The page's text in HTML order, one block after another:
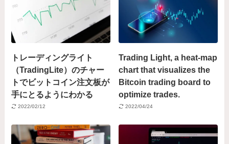
トレーディングライト
（TradingLite）のチャー
トでビットコイン注文板が
手にとるようにわかる
2022/02/12
Trading Light, a heat-map
chart that visualizes the
Bitcoin trading board to
optimize trades.
2022/04/24